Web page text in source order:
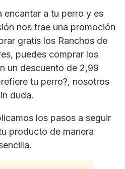
encantar a tu perro y es
nos trae una promoción
gratis los Ranchos de
puedes comprar los
un descuento de 2,99
tu perro?, nosotros
duda.
los pasos a seguir
producto de manera